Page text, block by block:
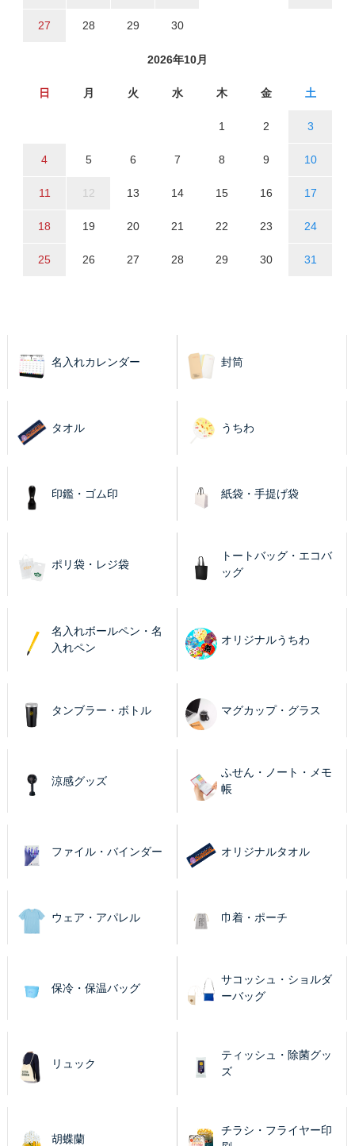
27 28 29 30
2026年10月
日 月 火 水 木 金 土
1 2 3
4 5 6 7 8 9 10
11 12 13 14 15 16 17
18 19 20 21 22 23 24
25 26 27 28 29 30 31
名入れカレンダー 封筒
タオル うちわ
印鑑・ゴム印 紙袋・手提げ袋
ポリ袋・レジ袋
トートバッグ・エコバ
ッグ
名入れボールペン・名
入れペン
オリジナルうちわ
タンブラー・ボトル マグカップ・グラス
涼感グッズ
ふせん・ノート・メモ
帳
ファイル・バインダー オリジナルタオル
ウェア・アパレル 巾着・ポーチ
保冷・保温バッグ
サコッシュ・ショルダ
ーバッグ
リュック
ティッシュ・除菌グッ
ズ
胡蝶蘭
チラシ・フライヤー印